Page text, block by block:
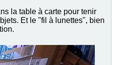
la table à carte pour tenir
Et le "fil à lunettes", bien